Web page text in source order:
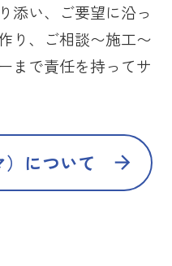
添い、ご要望に沿っ
り、ご相談〜施工〜
まで責任を持ってサ
）について